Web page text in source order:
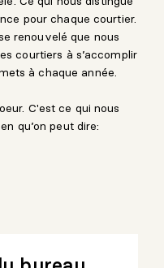
pour chaque courtier.
renouvelé que nous
courtiers à s’accomplir
à chaque année.
C'est ce qui nous
qu’on peut dire: